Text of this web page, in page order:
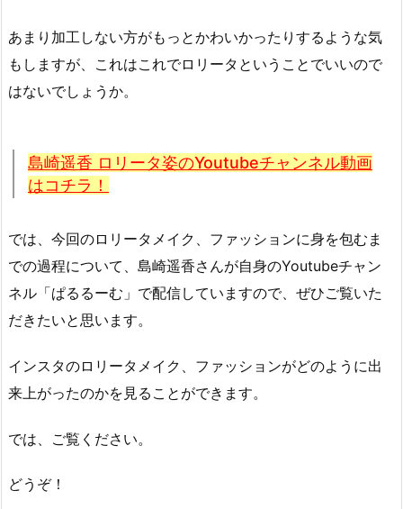
あまり加工しない方がもっとかわいかったりするような気
もしますが、これはこれでロリータということでいいので
はないでしょうか。
島崎遥香 ロリータ姿のYoutubeチャンネル動画
はコチラ！
では、今回のロリータメイク、ファッションに身を包むま
での過程について、島崎遥香さんが自身のYoutubeチャン
ネル「ぱるるーむ」で配信していますので、ぜひご覧いた
だきたいと思います。
インスタのロリータメイク、ファッションがどのように出
来上がったのかを見ることができます。
では、ご覧ください。
どうぞ！